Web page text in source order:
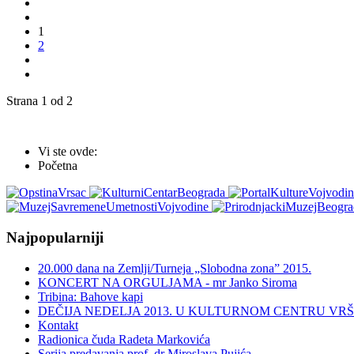
1
2
Strana 1 od 2
Vi ste ovde:
Početna
Najpopularniji
20.000 dana na Zemlji/Turneja „Slobodna zona” 2015.
KONCERT NA ORGULJAMA - mr Janko Siroma
Tribina: Bahove kapi
DEČIJA NEDELJA 2013. U KULTURNOM CENTRU
Kontakt
Radionica čuda Radeta Markovića